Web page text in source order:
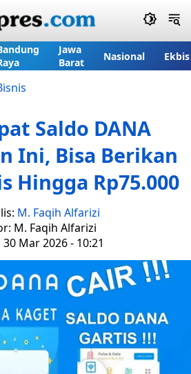
Jawa
Barat
Nasional Ekbis
Saldo DANA
Ini, Bisa Berikan
Hingga Rp75.000
M. Faqih Alfarizi
M. Faqih Alfarizi
Mar 2026 - 10:21